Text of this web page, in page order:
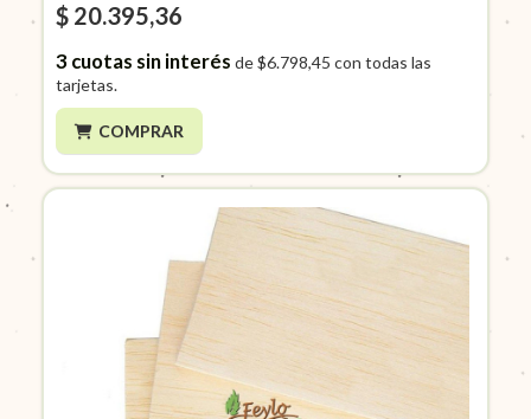
$ 20.395,36
3cuotas sin interés de$6.798,45 con todas las
tarjetas.
COMPRAR